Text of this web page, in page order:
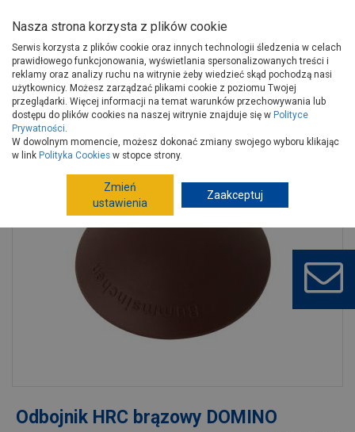
Strona główna Wykończenie
Drzwi
Akcesoria do drzwi
Odbojniki
Odbojnik HRC brązowy DOMINO
Odbojnik HRC brązowy DOMINO
Nasza strona korzysta z plików cookie
Serwis korzysta z plików cookie oraz innych technologii śledzenia w celach
prawidłowego funkcjonowania, wyświetlania spersonalizowanych treści i
reklamy oraz analizy ruchu na witrynie żeby wiedzieć skąd pochodzą nasi
użytkownicy. Możesz zarządzać plikami cookie z poziomu Twojej
przeglądarki. Więcej informacji na temat warunków przechowywania lub
dostępu do plików cookies na naszej witrynie znajduje się w Polityce
Prywatności.
W dowolnym momencie, możesz dokonać zmiany swojego wyboru klikając
w link Polityka Cookies w stopce strony.
Zmień
ustawienia
Zaakceptuj